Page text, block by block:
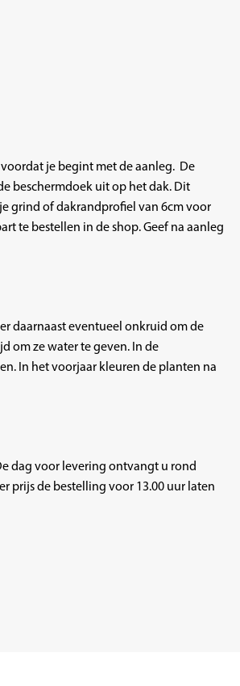
je begint met de aanleg. De
beschermdoek uit op het dak. Dit
grind ofdakrandprofiel van 6cm voor
te bestellen in de shop. Geef na aanleg
daarnaast eventueel onkruid om de
om ze water te geven. In de
In het voorjaar kleuren de planten na
dag voor levering ontvangt u rond
prijs de bestelling voor 13.00 uur laten